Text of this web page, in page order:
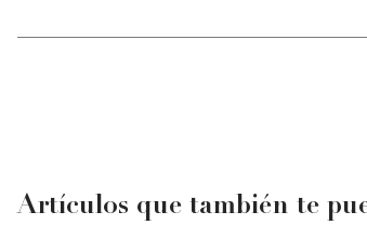
Artículos que también te